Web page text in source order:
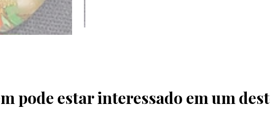
pode estar interessado em um